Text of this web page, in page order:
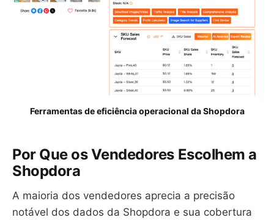
Ferramentas de eficiência operacional da Shopdora
Por Que os Vendedores Escolhem a
Shopdora
A maioria dos vendedores aprecia a precisão
notável dos dados da Shopdora e sua cobertura